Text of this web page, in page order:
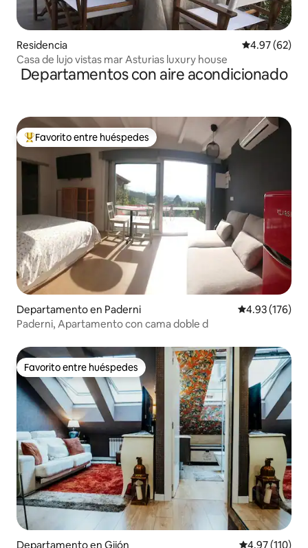
Residencia Calificación
4.97 (62)
Casa de lujo vistas mar Asturias luxury house
Departamentos con aire acondicionado
De los mejores en Favorito entre huéspedes
Favorito entre huéspedes
Departamento en Paderni Calificación
4.93 (176)
Paderni, Apartamento con cama doble d
Favorito entre huéspedes
Favorito entre huéspedes
Departamento en Gijón Calificación
4.97 (110)